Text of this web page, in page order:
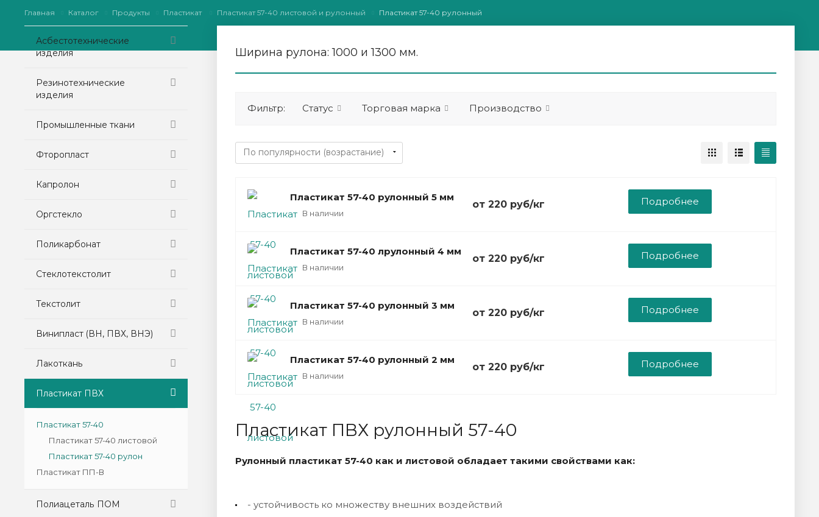
Главная Каталог Продукты Пластикат Пластикат 57-40 листовой и рулонный Пластикат 57-40 рулонный
Ширина рулона: 1000 и 1300 мм.
Фильтр: Статус Торговая марка Производство
Пластикат 57-40 рулонный 5 мм
В наличии
от 220 руб/кг Подробнее
Пластикат 57-40 лрулонный 4 мм
В наличии
от 220 руб/кг Подробнее
Пластикат 57-40 рулонный 3 мм
В наличии
от 220 руб/кг Подробнее
Пластикат 57-40 рулонный 2 мм
В наличии
от 220 руб/кг Подробнее
Пластикат ПВХ рулонный 57-40
Рулонный пластикат 57-40 как и листовой обладает такими свойствами как:
- устойчивость ко множеству внешних воздействий
Асбестотехнические
изделия
Резинотехнические
изделия
Промышленные ткани
Фторопласт
Капролон
Оргстекло
Поликарбонат
Стеклотекстолит
Текстолит
Винипласт (ВН, ПВХ, ВНЭ)
Лакоткань
Пластикат ПВХ
Пластикат 57-40
Пластикат 57-40 листовой
Пластикат 57-40 рулон
Пластикат ПП-В
Полиацеталь ПОМ